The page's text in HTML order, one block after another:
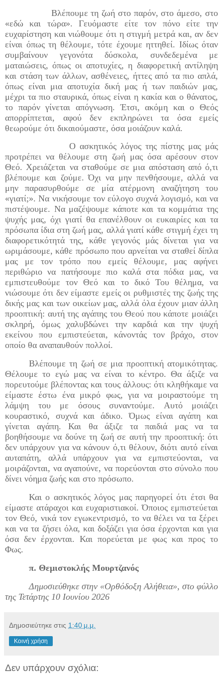
Βλέπουμε τη ζωή στο παρόν, στο άμεσο, στο
«εδώ και τώρα». Γευόμαστε είτε τον πόνο είτε την
ευχαρίστηση και νιώθουμε ότι η στιγμή μετρά και, αν δεν
είναι όπως τη θέλουμε, τότε έχουμε ηττηθεί. Ιδίως όταν
συμβαίνουν γεγονότα δύσκολα, συνδεδεμένα με
ματαιώσεις, όπως οι αποτυχίες, η διαφορετική αντίληψη
και στάση των άλλων, ασθένειες, ήττες από τα πιο απλά,
όπως είναι μια αποτυχία δική μας ή των παιδιών μας,
μέχρι τα πιο σταυρικά, όπως είναι η κακία και ο θάνατος,
το παρόν γίνεται απόγνωση. Έτσι, ακόμη και ο Θεός
απορρίπτεται, αφού δεν εκπληρώνει τα όσα εμείς
θεωρούμε ότι δικαιούμαστε, όσα μοιάζουν καλά.
Ο ασκητικός λόγος της πίστης μας μάς
προτρέπει να θέλουμε στη ζωή μας όσα αρέσουν στον
Θεό. Χρειάζεται να σταθούμε σε μια απόσταση από ό,τι
βλέπουμε και ζούμε. Όχι να μην πενθήσουμε, αλλά να
μην παρασυρθούμε σε μία ατέρμονη αναζήτηση του
«γιατί;». Να νικήσουμε τον εύλογο συχνά λογισμό, και να
πιστέψουμε. Να μαζέψουμε κάποτε και τα κομμάτια της
ψυχής μας, όχι γιατί θα επανέλθουν οι ευκαιρίες και τα
πρόσωπα ίδια στη ζωή μας, αλλά γιατί κάθε στιγμή έχει τη
διαφορετικότητά της, κάθε γεγονός μάς δίνεται για να
ωριμάσουμε, κάθε πρόσωπο που αρνείται να σταθεί δίπλα
μας με τον τρόπο που εμείς θέλουμε, μας αφήνει
περιθώριο να πατήσουμε πιο καλά στα πόδια μας, να
εμπιστευθούμε τον Θεό και το δικό Του θέλημα, να
νιώσουμε ότι δεν είμαστε εμείς οι ρυθμιστές της ζωής της
δικής μας και των οικείων μας, αλλά όλα έχουν μιαν άλλη
προοπτική: αυτή της αγάπης του Θεού που κάποτε μοιάζει
σκληρή, όμως χαλυβδώνει την καρδιά και την ψυχή
εκείνου που εμπιστεύεται, κάνοντάς τον βράχο, στον
οποίο θα αναπαυθούν πολλοί.
Βλέπουμε τη ζωή σε μια προοπτική ατομικότητας.
Θέλουμε το εγώ μας να είναι το κέντρο. Θα άξιζε να
πορευτούμε βλέποντας και τους άλλους: ότι κληθήκαμε να
είμαστε έστω ένα μικρό φως, για να μοιραστούμε τη
λάμψη του με όσους συναντούμε. Αυτό μοιάζει
κουραστικό, συχνά και άδικο. Όμως είναι αγάπη και
γίνεται αγάπη. Και θα άξιζε τα παιδιά μας να τα
βοηθήσουμε να δούνε τη ζωή σε αυτή την προοπτική: ότι
δεν υπάρχουν για να κάνουν ό,τι θέλουν, διότι αυτό είναι
αυταπάτη, αλλά υπάρχουν για να εμπιστεύονται, να
μοιράζονται, να αγαπούνε, να πορεύονται στο σύνολο που
δίνει νόημα ζωής και στο πρόσωπο.
Και ο ασκητικός λόγος μας παρηγορεί ότι έτσι θα
είμαστε ατάραχοι και ευχαριστιακοί. Όποιος εμπιστεύεται
τον Θεό, νικά τον εγωκεντρισμό, το να θέλει να τα ξέρει
και να τα ζήσει όλα, και δοξάζει για όσα έρχονται και για
όσα δεν έρχονται. Και πορεύεται με φως και προς το
Φως.
π. Θεμιστοκλής Μουρτζανός
Δημοσιεύθηκε στην «Ορθόδοξη Αλήθεια», στο φύλλο
της Τετάρτης 10 Ιουνίου 2026
Δημοσιεύτηκε στις 1:40 μ.μ.
Κοινή χρήση
Δεν υπάρχουν σχόλια: